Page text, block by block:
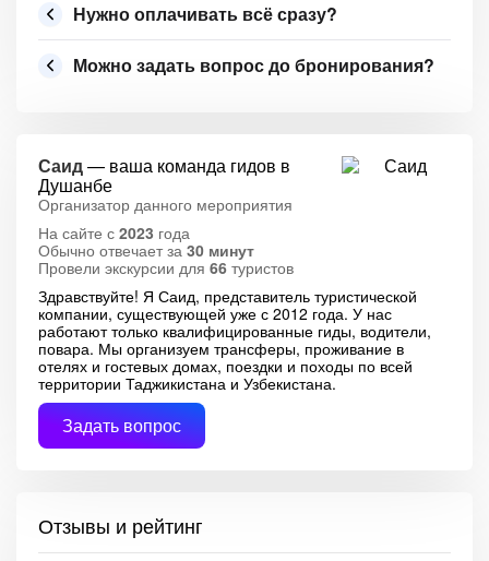
Нужно оплачивать всё сразу?
Можно задать вопрос до бронирования?
Саид— ваша команда гидов в
Душанбе
Организатор данного мероприятия
На сайте с 2023 года
Обычно отвечает за 30 минут
Провели экскурсии для 66 туристов
Здравствуйте! Я Саид, представитель туристической
компании, существующей уже с 2012 года. У нас
работают только квалифицированные гиды, водители,
повара. Мы организуем трансферы, проживание в
отелях и гостевых домах, поездки и походы по всей
территории Таджикистана и Узбекистана.
Задать вопрос
Отзывы и рейтинг